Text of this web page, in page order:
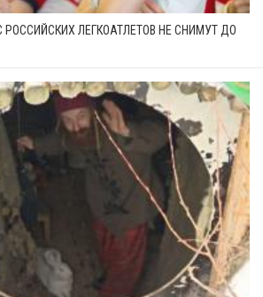
ЛЕГКОАТЛЕТОВ НЕ СНИМУТ ДО